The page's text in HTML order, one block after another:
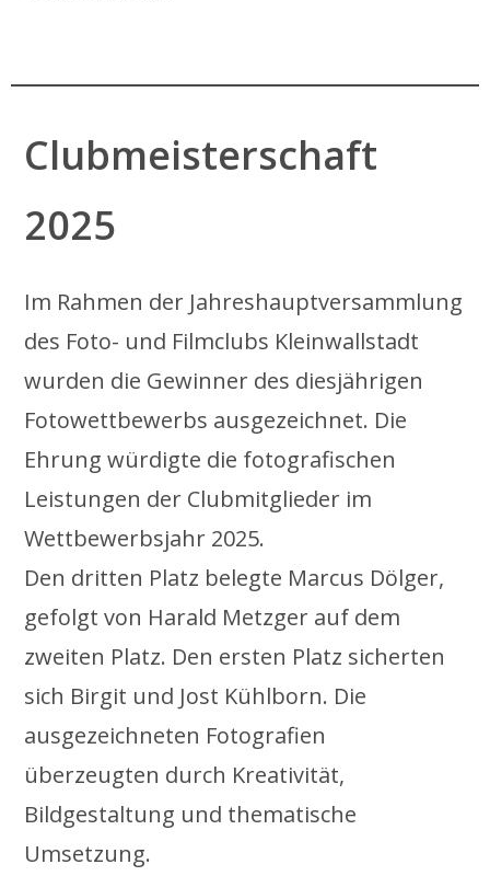
Clubmeisterschaft
2025
Im Rahmen der Jahreshauptversammlung
des Foto- und Filmclubs Kleinwallstadt
wurden die Gewinner des diesjährigen
Fotowettbewerbs ausgezeichnet. Die
Ehrung würdigte die fotografischen
Leistungen der Clubmitglieder im
Wettbewerbsjahr 2025.
Den dritten Platz belegte Marcus Dölger,
gefolgt von Harald Metzger auf dem
zweiten Platz. Den ersten Platz sicherten
sich Birgit und Jost Kühlborn. Die
ausgezeichneten Fotografien
überzeugten durch Kreativität,
Bildgestaltung und thematische
Umsetzung.